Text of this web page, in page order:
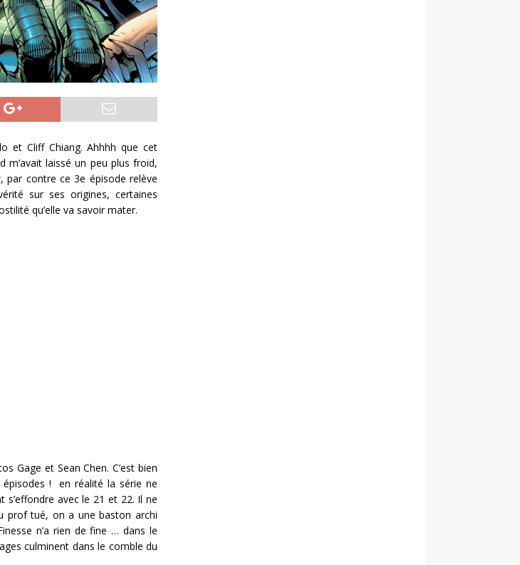
et Cliff Chiang. Ahhhh que cet
m’avait laissé un peu plus froid,
par contre ce 3e épisode relève
sur ses origines, certaines
qu’elle va savoir mater.
Gage et Sean Chen. C’est bien
épisodes ! en réalité la série ne
avec le 21 et 22. Il ne
prof tué, on a une baston archi
n’a rien de fine … dans le
culminent dans le comble du